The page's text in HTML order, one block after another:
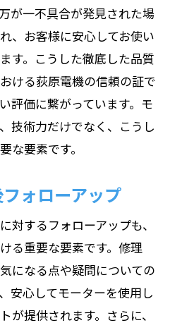
が一不具合が発見された場
、お客様に安心してお使い
す。こうした徹底した品質
ける荻原電機の信頼の証で
評価に繋がっています。モ
技術力だけでなく、こうし
な要素です。
ォローアップ
対するフォローアップも、
る重要な要素です。修理
になる点や疑問についての
安心してモーターを使用し
が提供されます。さらに、